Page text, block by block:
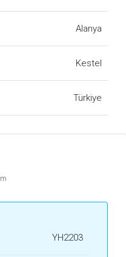
Alanya
Kestel
Türkiye
YH2203